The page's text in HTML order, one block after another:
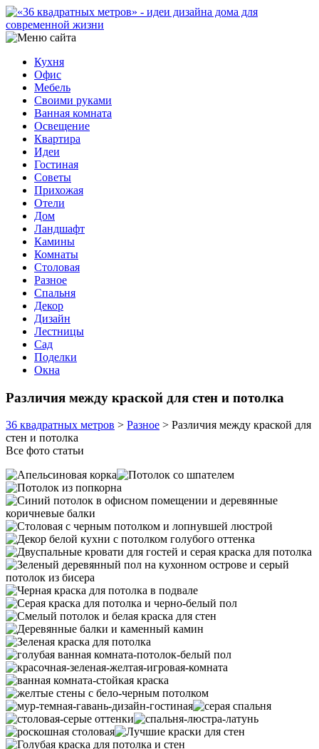
Кухня
Офис
Мебель
Своими руками
Ванная комната
Освещение
Квартира
Идеи
Гостиная
Советы
Прихожая
Отели
Дом
Ландшафт
Камины
Комнаты
Столовая
Разное
Спальня
Декор
Дизайн
Лестницы
Сад
Поделки
Окна
Различия между краской для стен и потолка
36 квадратных метров > Разное > Различия между краской для
стен и потолка
Все фото статьи